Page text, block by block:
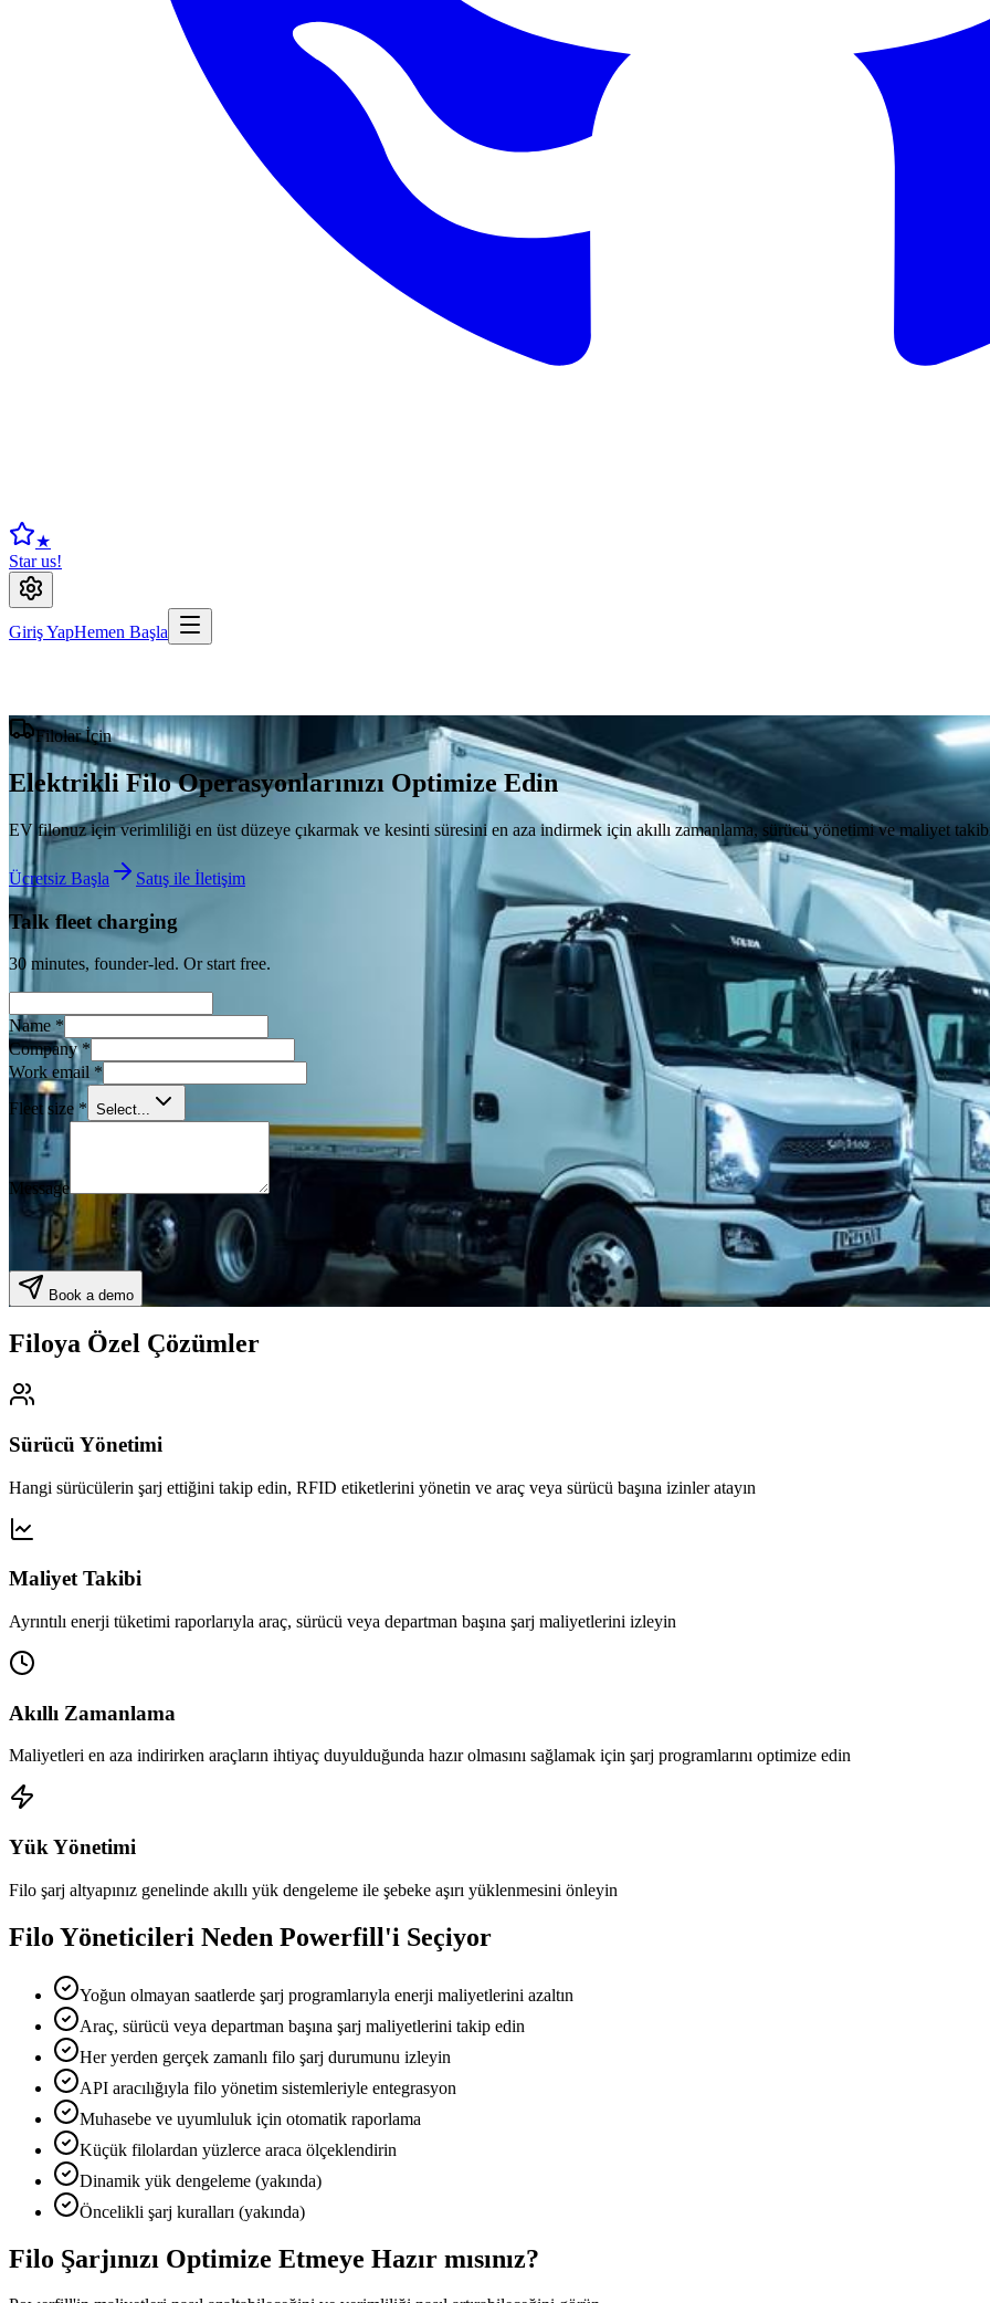
★
Star us!
Giriş YapHemen Başla
Filolar İçin
Elektrikli Filo Operasyonlarınızı Optimize Edin
EV filonuz için verimliliği en üst düzeye çıkarmak ve kesinti süresini en aza indirmek için akıllı zamanlama, sürücü yönetimi ve maliyet
Ücretsiz Başla Satış ile İletişim
Talk fleet charging
30 minutes, founder-led. Or start free.
Name *
Company*
Work email *
Fleet size * Select...
Message
Book a demo
Filoya Özel Çözümler
Sürücü Yönetimi
Hangi sürücülerin şarj ettiğini takip edin, RFID etiketlerini yönetin ve araç veya sürücü başına izinler atayın
Maliyet Takibi
Ayrıntılı enerji tüketimi raporlarıyla araç, sürücü veya departman başına şarj maliyetlerini izleyin
Akıllı Zamanlama
Maliyetleri en aza indirirken araçların ihtiyaç duyulduğunda hazır olmasını sağlamak için şarj programlarını optimize edin
Yük Yönetimi
Filo şarj altyapınız genelinde akıllı yük dengeleme ile şebeke aşırı yüklenmesini önleyin
Filo Yöneticileri Neden Powerfill'i Seçiyor
Yoğun olmayan saatlerde şarj programlarıyla enerji maliyetlerini azaltın
Araç, sürücü veya departman başına şarj maliyetlerini takip edin
Her yerden gerçek zamanlı filo şarj durumunu izleyin
API aracılığıyla filo yönetim sistemleriyle entegrasyon
Muhasebe ve uyumluluk için otomatik raporlama
Küçük filolardan yüzlerce araca ölçeklendirin
Dinamik yük dengeleme (yakında)
Öncelikli şarj kuralları (yakında)
Filo Şarjınızı Optimize Etmeye Hazır mısınız?